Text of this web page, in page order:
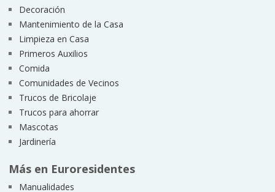
Decoración
Mantenimiento de la Casa
Limpieza en Casa
Primeros Auxilios
Comida
Comunidades de Vecinos
Trucos de Bricolaje
Trucos para ahorrar
Mascotas
Jardinería
Más en Euroresidentes
Manualidades